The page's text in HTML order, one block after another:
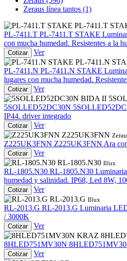
Zeraus línea tantos (1)
PL-7411.T
PL-7411.T PL-7411.T STAKE
con mucha humedad. Resistentes a la
Cotizar
Ver
PL-7411.N
PL-7411.N PL-7411.N STAKE
lugares con mucha humedad.
Cotizar
Ver
5SOLLED52DC30N
IP44. driver integrado
Cotizar
Ver
Z225UK3FNN
Z225UK3FNN Z225UK3FNN Ara
Cotizar
Ver
RL-1805.N30 Illux
RL-1805.N30 RL-1805.N30
humedad y salinidad. IP68, Led 8W,
Cotizar
Ver
RL-2013.G Illux
RL-2013.G RL-2013.G Luminaria
/ 3000K
Cotizar
Ver
8HLED751MV30N
Cotizar
Ver